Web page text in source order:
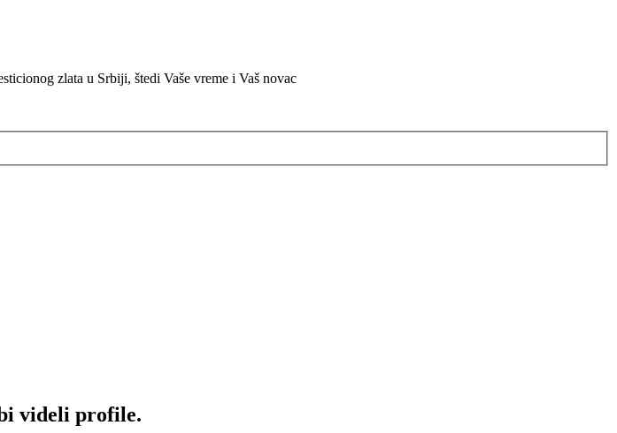
zlata u Srbiji, štedi Vaše vreme i Vaš novac
videli profile.